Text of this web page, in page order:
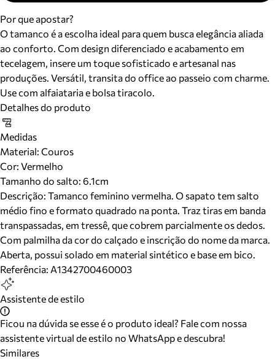
Por que apostar?
O tamanco é a escolha ideal para quem busca elegância aliada
ao conforto. Com design diferenciado e acabamento em
tecelagem, insere um toque sofisticado e artesanal nas
produções. Versátil, transita do office ao passeio com charme.
Use com alfaiataria e bolsa tiracolo.
Detalhes do produto
Medidas
Material: Couros
Cor: Vermelho
Tamanho do salto: 6.1cm
Descrição: Tamanco feminino vermelha. O sapato tem salto
médio fino e formato quadrado na ponta. Traz tiras em banda
transpassadas, em tressê, que cobrem parcialmente os dedos.
Com palmilha da cor do calçado e inscrição do nome da marca.
Aberta, possui solado em material sintético e base em bico.
Referência: A1342700460003
Assistente de estilo
Ficou na dúvida se esse é o produto ideal? Fale com nossa
assistente virtual de estilo no WhatsApp e descubra!
Similares